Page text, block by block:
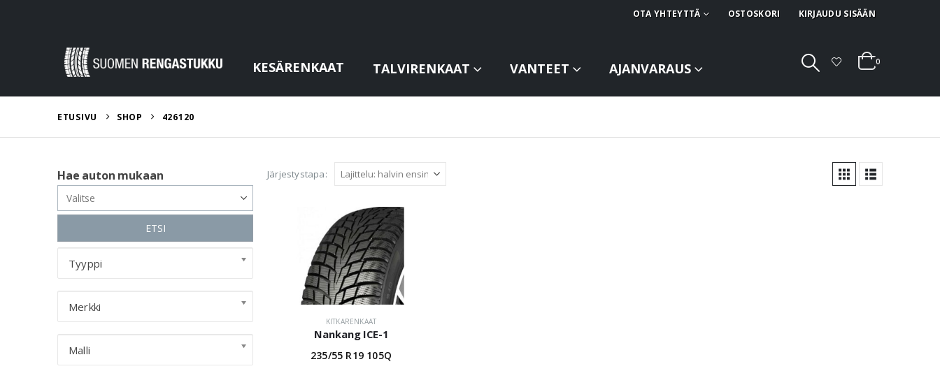
OTA YHTEYTTÄ OSTOSKORI KIRJAUDU SISÄÄN
KESÄRENKAAT TALVIRENKAAT VANTEET AJANVARAUS 0
ETUSIVU SHOP 426120
Järjestystapa:
KITKARENKAAT
Nankang ICE-1
235/55 R19 105Q
Hae auton mukaan
ETSI
Tyyppi
Merkki
Malli